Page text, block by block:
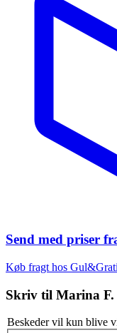
Send med priser
Køb fragt hos
Skriv til Marina F.
Beskeder vil kun blive